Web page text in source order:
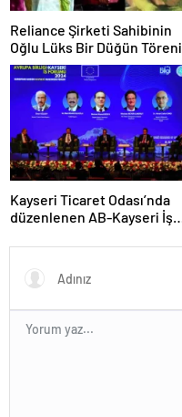
Reliance Şirketi Sahibinin
Oğlu Lüks Bir Düğün Töreni
Düzenledi
Kayseri Ticaret Odası’nda
düzenlenen AB-Kayseri İş
ve dijitalleşme vurgusu
yapıldı